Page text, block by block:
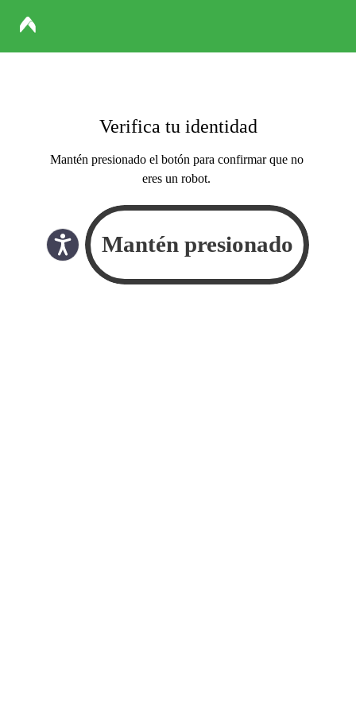
Verifica tu identidad
Mantén presionado el botón para confirmar que no
eres un robot.